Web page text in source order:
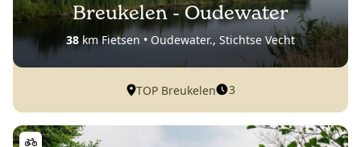
Breukelen - Oudewater
38km Fietsen • Oudewater., Stichtse Vecht
TOP Breukelen 3